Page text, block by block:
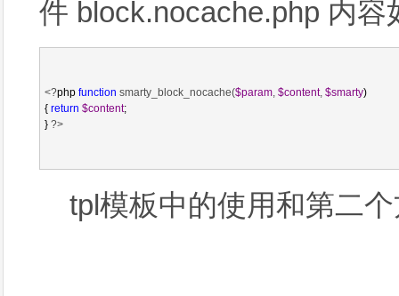
件 block.nocache.php 内容
<?php function smarty_block_nocache($param, $content, $smarty)
{ return $content;
} ?>
tpl模板中的使用和第二